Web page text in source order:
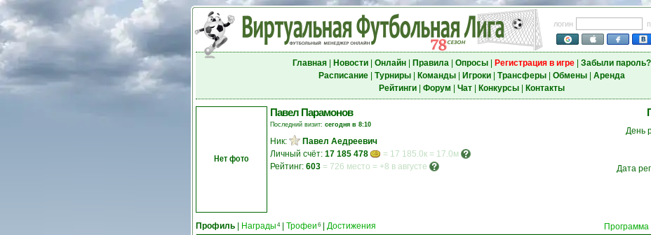
логин
Главная| Новости| Онлайн| Правила| Опросы| Регистрация в игре| Забыли пароль?
Расписание| Турниры| Команды| Игроки| Трансферы| Обмены| Аренда
Рейтинги| Форум Чат| Конкурсы| Контакты
Нет фото
Павел Парамонов
Последний визит: сегодня в 8:10
Ник:
Павел Аедреевич
Личный счёт: 17 185 478
= 17 185.0к = 17.0м
Рейтинг: 603 = 726 место = +8 в августе
День
Дата
Профиль Награды 4| Трофеи 6 Достижения